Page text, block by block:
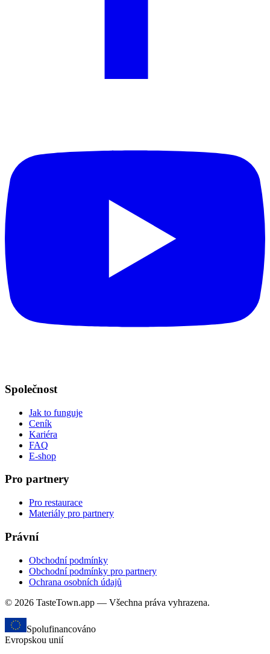
Společnost
Jak to funguje
Ceník
Kariéra
FAQ
E-shop
Pro partnery
Pro restaurace
Materiály pro partnery
Právní
Obchodní podmínky
Obchodní podmínky pro partnery
Ochrana osobních údajů
© 2026 TasteTown.app — Všechna práva vyhrazena.
Spolufinancováno
Evropskou unií